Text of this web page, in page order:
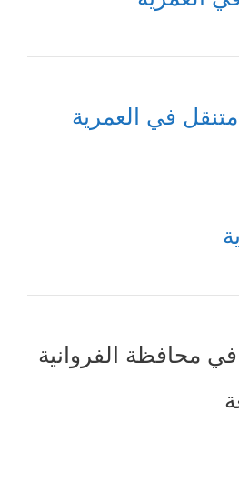
في العمرية
محافظة الفروانية